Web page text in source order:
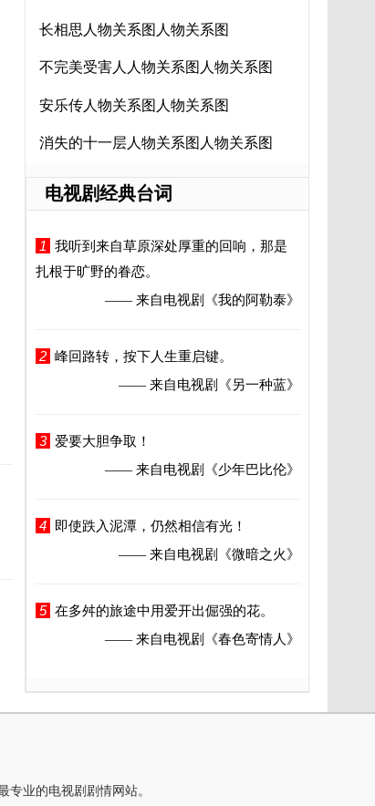
长相思人物关系图人物关系图
不完美受害人人物关系图人物关系图
安乐传人物关系图人物关系图
消失的十一层人物关系图人物关系图
电视剧经典台词
1
我听到来自草原深处厚重的回响，那是
扎根于旷野的眷恋。
—— 来自电视剧
《我的阿勒泰》
2 峰回路转，按下人生重启键。
—— 来自电视剧
《另一种蓝》
3
爱要大胆争取！
—— 来自电视剧
《少年巴比伦》
4
即使跌入泥潭，仍然相信有光！
—— 来自电视剧
《微暗之火》
5 在多舛的旅途中用爱开出倔强的花。
—— 来自电视剧
《春色寄情人》
业的电视剧剧情网站。